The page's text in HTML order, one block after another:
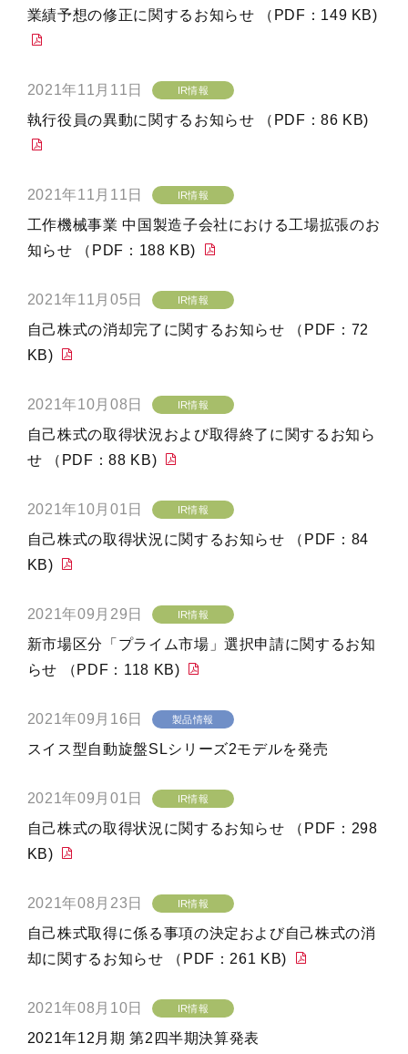
業績予想の修正に関するお知らせ （PDF：149 KB)
2021年11月11日 IR情報
執行役員の異動に関するお知らせ （PDF：86 KB)
2021年11月11日 IR情報
工作機械事業 中国製造子会社における工場拡張のお
知らせ （PDF：188 KB)
2021年11月05日 IR情報
自己株式の消却完了に関するお知らせ （PDF：72
KB)
2021年10月08日 IR情報
自己株式の取得状況および取得終了に関するお知ら
せ （PDF：88 KB)
2021年10月01日 IR情報
自己株式の取得状況に関するお知らせ （PDF：84
KB)
2021年09月29日 IR情報
新市場区分「プライム市場」選択申請に関するお知
らせ （PDF：118 KB)
2021年09月16日 製品情報
スイス型自動旋盤SLシリーズ2モデルを発売
2021年09月01日 IR情報
自己株式の取得状況に関するお知らせ （PDF：298
KB)
2021年08月23日 IR情報
自己株式取得に係る事項の決定および自己株式の消
却に関するお知らせ （PDF：261 KB)
2021年08月10日 IR情報
2021年12月期 第2四半期決算発表